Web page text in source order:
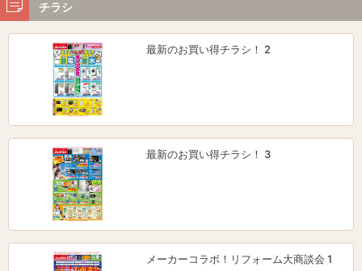
チラシ
最新のお買い得チラシ！ 2
最新のお買い得チラシ！ 3
メーカーコラボ！リフォーム大商談会 1